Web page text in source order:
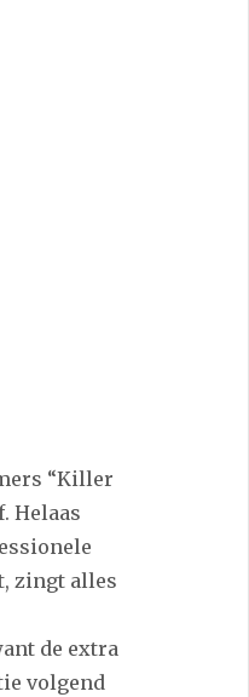
“Killer
Helaas
zingt alles
de extra
volgend